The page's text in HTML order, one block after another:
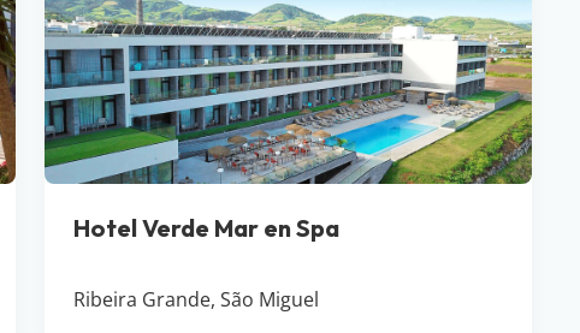
Hotel Verde Mar en Spa
Ribeira Grande, São Miguel